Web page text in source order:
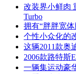
改装界小鲜肉
Turbo
拥有“胖胖宽
个性小众化的
这辆2011款奥
2006款路特斯
一辆集运动豪